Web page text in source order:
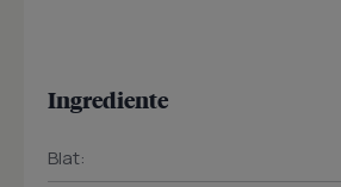
Ingrediente
Blat: